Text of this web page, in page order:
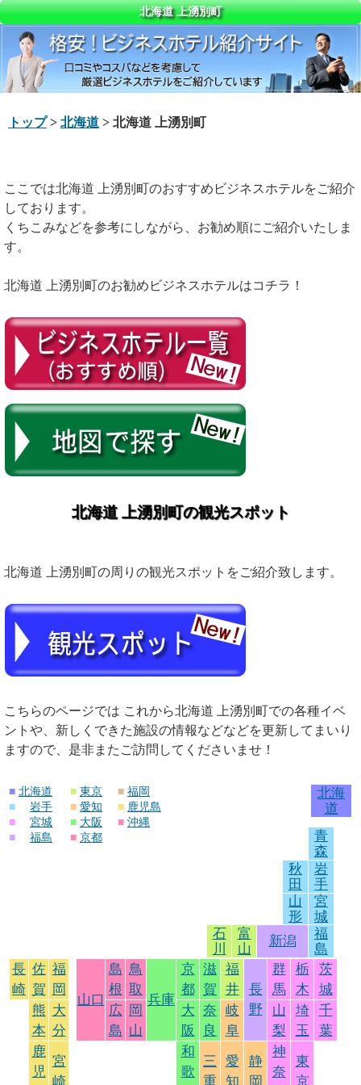
北海道 上湧別町
トップ> 北海道 > 北海道 上湧別町
ここでは北海道 上湧別町のおすすめビジネスホテルをご紹介
しております。
くちこみなどを参考にしながら、お勧め順にご紹介いたしま
す。
北海道 上湧別町のお勧めビジネスホテルはコチラ！
北海道 上湧別町の観光スポット
北海道 上湧別町の周りの観光スポットをご紹介致します。
こちらのページでは これから北海道 上湧別町での各種イベ
ントや、新しくできた施設の情報などなどを更新してまいり
ますので、是非またご訪問してくださいませ！
■ 北海道
■
岩手
■
宮城
■
福島
■ 東京
■ 愛知
■ 大阪
■ 京都
■ 福岡
■ 鹿児島
■ 沖縄
北海
道
青
森
秋
田
岩
手
山
形
宮
城
石
川
富
山
新潟
福
島
長
崎
佐
賀
福
岡
山口
島
根
鳥
取
兵庫
京
都
滋
賀
福
井
長
野
群
馬
栃
木
茨
城
熊
本
大
分
広
島
岡
山
大
阪
奈
良
岐
阜
山
梨
埼
玉
千
葉
鹿
児
宮
崎
和
歌
三
重
愛
知
静
岡
神
奈
東
京